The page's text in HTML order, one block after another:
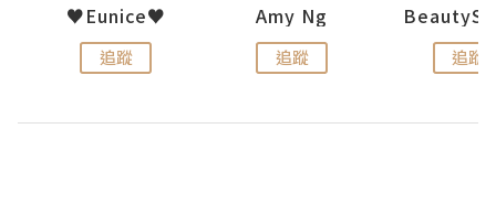
♥Eunice♥
追蹤
Amy Ng
追蹤 追蹤